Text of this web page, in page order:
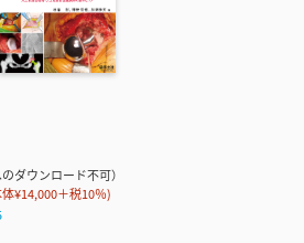
ダウンロード不可）
¥14,000＋税10％)